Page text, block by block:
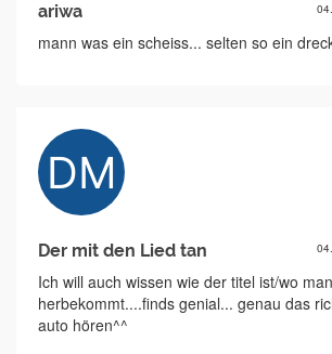
ariwa
mann was ein scheiss... selten so ein
Der mit den Lied tan
Ich will auch wissen wie der titel ist/wo
herbekommt....finds genial... genau das
auto hören^^